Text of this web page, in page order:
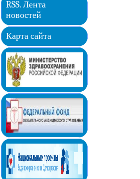
RSS. Лента
новостей
Карта сайта